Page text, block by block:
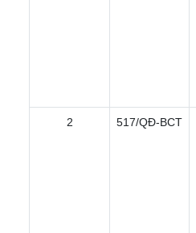
2 517/QÐ-BCT